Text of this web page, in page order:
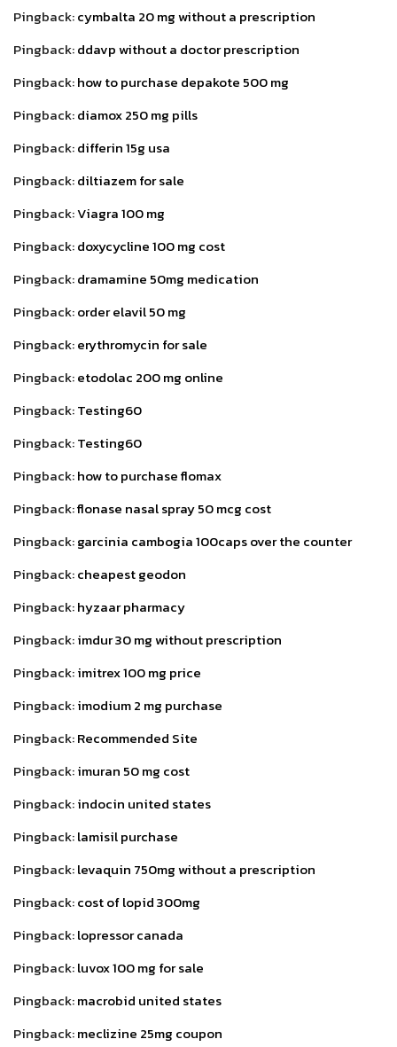
Pingback:cymbalta 20 mg without a prescription
Pingback:ddavp without a doctor prescription
Pingback:how to purchase depakote 500 mg
Pingback:diamox 250 mg pills
Pingback:differin 15g usa
Pingback:diltiazem for sale
Pingback:Viagra 100 mg
Pingback:doxycycline 100 mg cost
Pingback:dramamine 50mg medication
Pingback:order elavil 50 mg
Pingback:erythromycin for sale
Pingback:etodolac 200 mg online
Pingback:Testing60
Pingback:Testing60
Pingback:how to purchase flomax
Pingback:flonase nasal spray 50 mcg cost
Pingback:garcinia cambogia 100caps over the counter
Pingback:cheapest geodon
Pingback:hyzaar pharmacy
Pingback:imdur 30 mg without prescription
Pingback:imitrex 100 mg price
Pingback:imodium 2 mg purchase
Pingback:Recommended Site
Pingback:imuran 50 mg cost
Pingback:indocin united states
Pingback:lamisil purchase
Pingback:levaquin 750mg without a prescription
Pingback:cost of lopid 300mg
Pingback:lopressor canada
Pingback:luvox 100 mg for sale
Pingback:macrobid united states
Pingback:meclizine 25mg coupon